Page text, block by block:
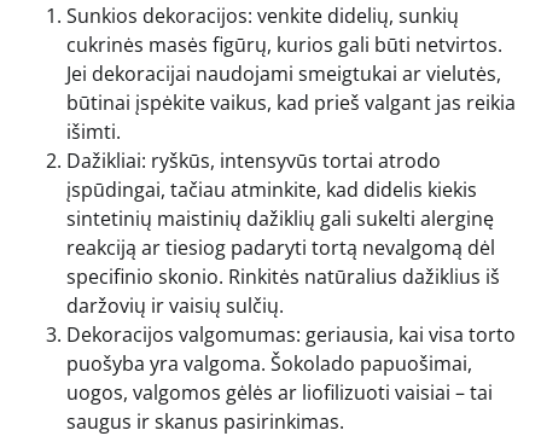
Sunkios dekoracijos: venkite didelių, sunkių
cukrinės masės figūrų, kurios gali būti netvirtos.
Jei dekoracijai naudojami smeigtukai ar vielutės,
būtinai įspėkite vaikus, kad prieš valgant jas reikia
išimti.
Dažikliai: ryškūs, intensyvūs tortai atrodo
įspūdingai, tačiau atminkite, kad didelis kiekis
sintetinių maistinių dažiklių gali sukelti alerginę
reakciją ar tiesiog padaryti tortą nevalgomą dėl
specifinio skonio. Rinkitės natūralius dažiklius iš
daržovių ir vaisių sulčių.
Dekoracijos valgomumas: geriausia, kai visa torto
puošyba yra valgoma. Šokolado papuošimai,
uogos, valgomos gėlės ar liofilizuoti vaisiai – tai
saugus ir skanus pasirinkimas.